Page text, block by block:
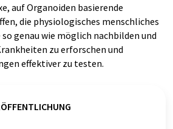
auf Organoiden basierende
die physiologisches menschliches
genau wie möglich nachbilden und
zu erforschen und
effektiver zu testen.